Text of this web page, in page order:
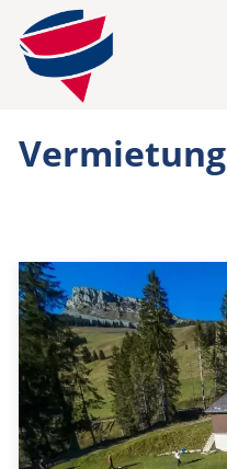
Vermietung